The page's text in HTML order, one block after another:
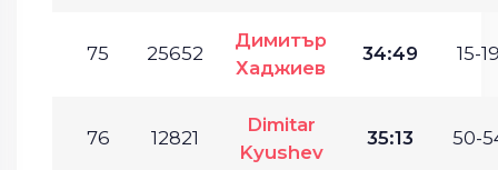
75 25652
Димитър
Хаджиев
34:49 15-
76 12821
Dimitar
Kyushev
35:13 50-